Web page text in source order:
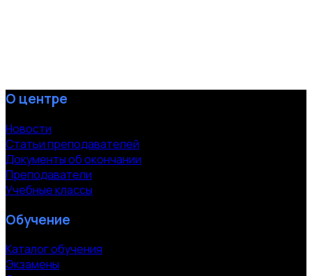
О центре
Новости
Статьи преподавателей
Документы об окончании
Преподаватели
Учебные классы
Обучение
Каталог обучения
Экзамены